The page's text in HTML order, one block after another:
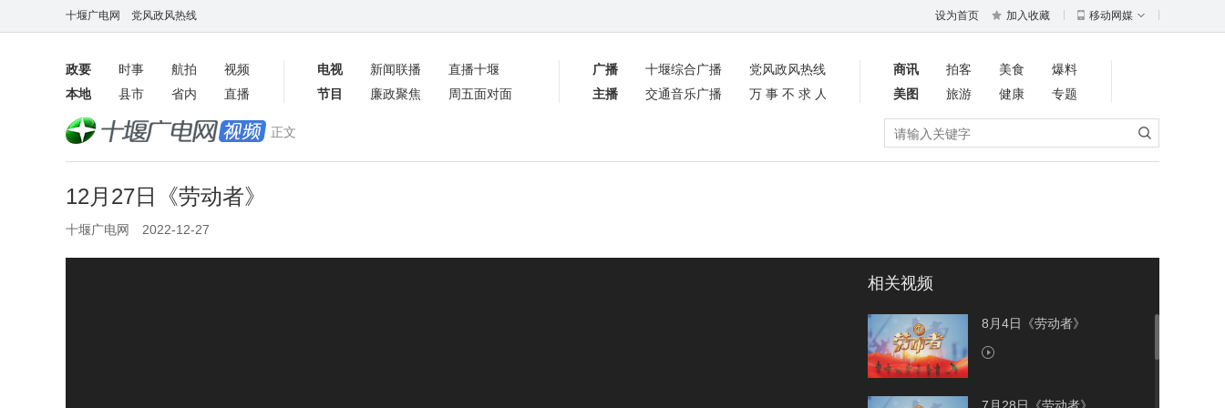
十堰广电网 党风政风热线 设为首页 加入收藏 移动网媒
政要 时事 航拍
视频
本地
县市 省内 直播
电视 新闻联播
直播十堰
节目
廉政聚焦 周五面对面
广播 十堰综合广播
党风政风热线
主播
交通音乐广播 万事不求人
商讯 拍客 美食
爆料
美图
旅游 健康
专题
数字报
正文
12月27日《劳动者》
十堰广电网 2022-12-27
相关视频
8月4日《劳动者》